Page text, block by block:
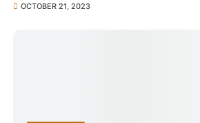
OCTOBER 21, 2023